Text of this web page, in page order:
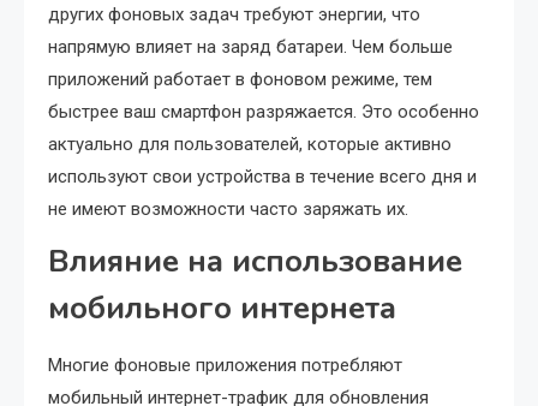
других фоновых задач требуют энергии, что
напрямую влияет на заряд батареи. Чем больше
приложений работает в фоновом режиме, тем
быстрее ваш смартфон разряжается. Это особенно
актуально для пользователей, которые активно
используют свои устройства в течение всего дня и
не имеют возможности часто заряжать их.
Влияние на использование
мобильного интернета
Многие фоновые приложения потребляют
мобильный интернет-трафик для обновления